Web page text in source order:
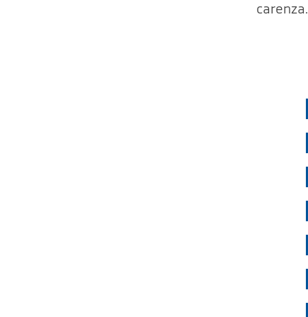
carenza.